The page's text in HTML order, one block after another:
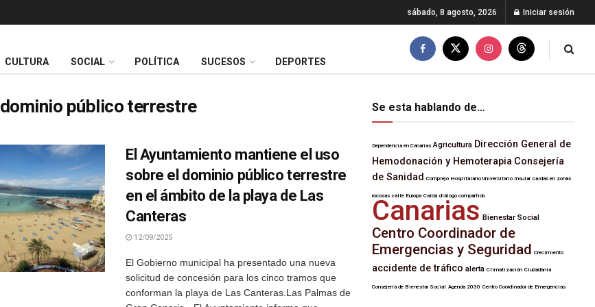
sábado, 8 agosto, 2026 Iniciar sesión
CULTURA SOCIAL POLÍTICA SUCESOS DEPORTES
dominio público terrestre
El Ayuntamiento mantiene el uso
sobre el dominio público terrestre
en el ámbito de la playa de Las
Canteras
12/09/2025
El Gobierno municipal ha presentado una nueva
solicitud de concesión para los cinco tramos que
conforman la playa de Las Canteras.Las Palmas de
Se esta hablando de…
Dependencia en Canarias Agricultura Dirección General de
Hemodonación y Hemoterapia Consejería
de Sanidad Complejo Hospitalario Universitario Insular caídas en zonas
rocosas calle Europa Caída diálogo compartido
Canarias Bienestar Social
Centro Coordinador de
Emergencias y Seguridad Crecimiento
accidente de tráfico alerta Climatización Ciudadanía
Consejería de Bienestar Social Agenda 2030 Centro Coordinador de Emergencias